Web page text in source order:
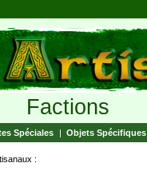
Factions
Spéciales | Objets Spécifiques
: